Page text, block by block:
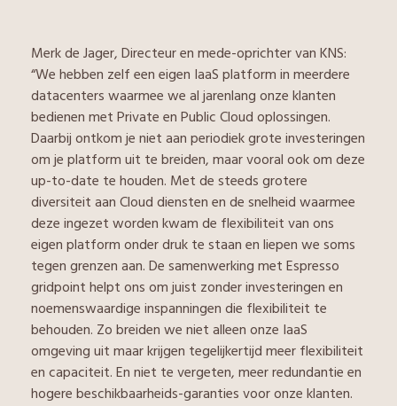
Merk de Jager, Directeur en mede-oprichter van KNS:
“We hebben zelf een eigen IaaS platform in meerdere
datacenters waarmee we al jarenlang onze klanten
bedienen met Private en Public Cloud oplossingen.
Daarbij ontkom je niet aan periodiek grote investeringen
om je platform uit te breiden, maar vooral ook om deze
up-to-date te houden. Met de steeds grotere
diversiteit aan Cloud diensten en de snelheid waarmee
deze ingezet worden kwam de flexibiliteit van ons
eigen platform onder druk te staan en liepen we soms
tegen grenzen aan. De samenwerking met Espresso
gridpoint helpt ons om juist zonder investeringen en
noemenswaardige inspanningen die flexibiliteit te
behouden. Zo breiden we niet alleen onze IaaS
omgeving uit maar krijgen tegelijkertijd meer flexibiliteit
en capaciteit. En niet te vergeten, meer redundantie en
hogere beschikbaarheids-garanties voor onze klanten.